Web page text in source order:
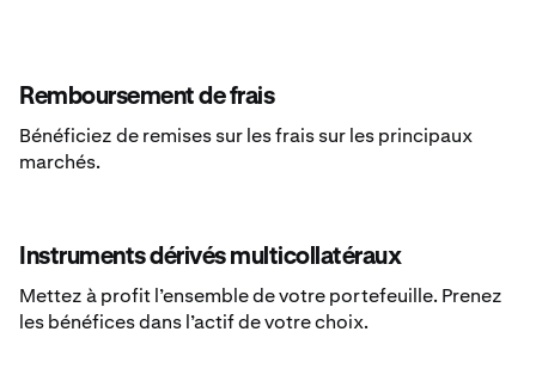
Remboursement de frais
Bénéficiez de remises sur les frais sur les principaux
marchés.
Instruments dérivés multicollatéraux
Mettez à profit l’ensemble de votre portefeuille. Prenez
les bénéfices dans l’actif de votre choix.